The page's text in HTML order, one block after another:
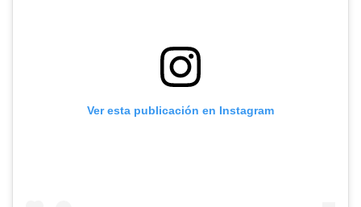
Ver esta publicación en Instagram